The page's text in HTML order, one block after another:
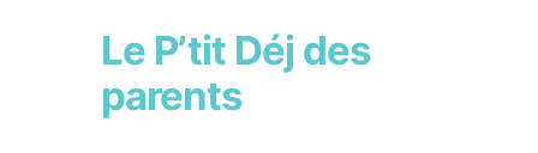
Le P’tit Déj des
parents